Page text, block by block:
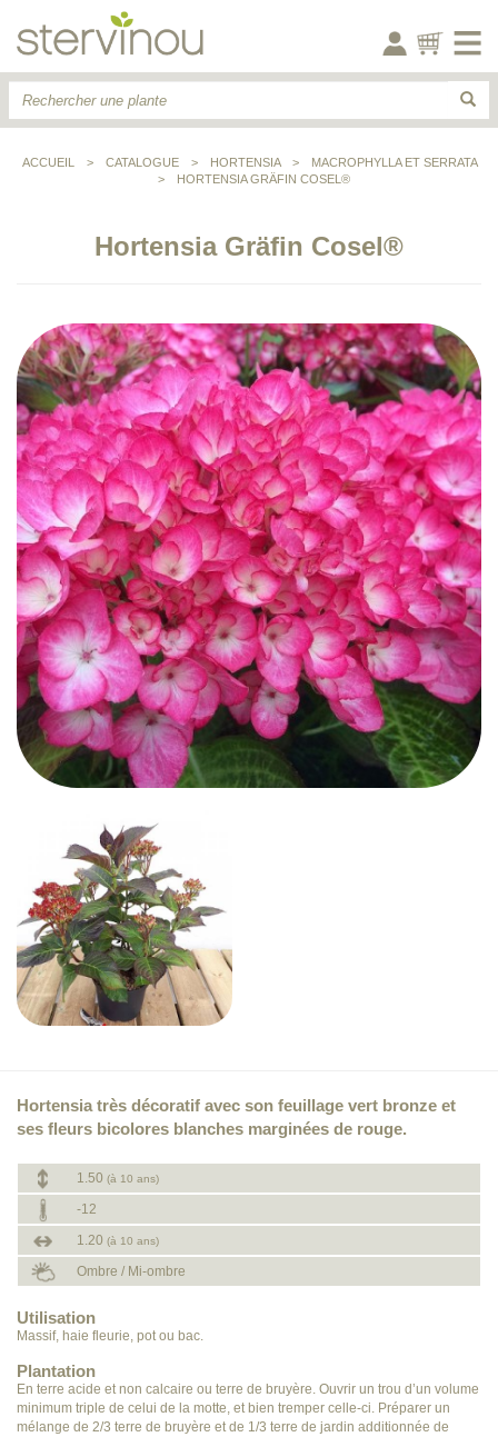
ACCUEIL > CATALOGUE > HORTENSIA >
MACROPHYLLA ET SERRATA
>
HORTENSIA GRÄFIN COSEL®
Hortensia Gräfin Cosel®
Hortensia très décoratif avec son feuillage vert bronze et
ses fleurs bicolores blanches marginées de rouge.
1.50 (à 10 ans)
-12
1.20 (à 10 ans)
Ombre / Mi-ombre
Utilisation
Massif, haie fleurie, pot ou bac.
Plantation
En terre acide et non calcaire ou terre de bruyère. Ouvrir un trou d’un volume
minimum triple de celui de la motte, et bien tremper celle-ci. Préparer un
mélange de 2/3 terre de bruyère et de 1/3 terre de jardin additionnée de